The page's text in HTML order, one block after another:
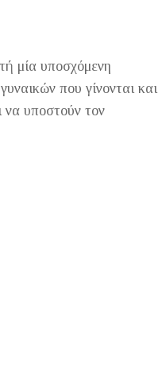
μία υποσχόμενη
που γίνονται και
να υποστούν τον